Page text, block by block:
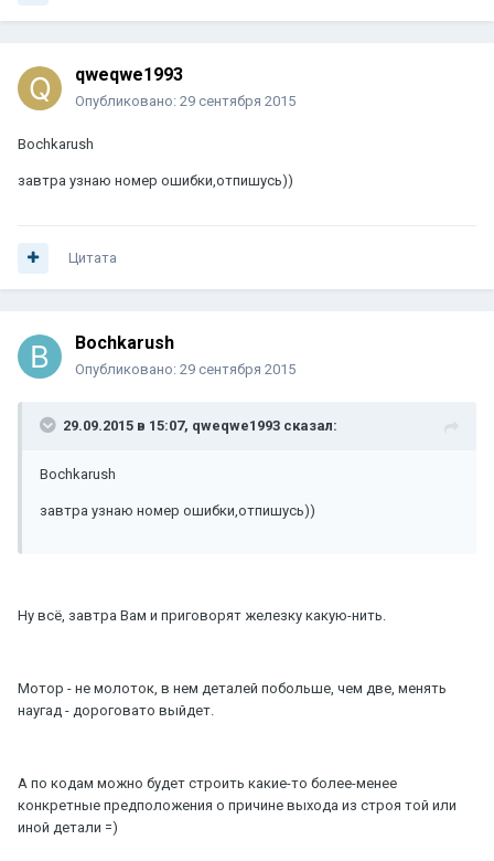
qweqwe1993
Опубликовано: 29 сентября 2015
Bochkarush
завтра узнаю номер ошибки,отпишусь))
Цитата
Bochkarush
Опубликовано: 29 сентября 2015
29.09.2015 в 15:07, qweqwe1993 сказал:
Bochkarush
завтра узнаю номер ошибки,отпишусь))
Ну всё, завтра Вам и приговорят железку какую-нить.
Мотор - не молоток, в нем деталей побольше, чем две, менять
наугад - дороговато выйдет.
А по кодам можно будет строить какие-то более-менее
конкретные предположения о причине выхода из строя той или
иной детали =)